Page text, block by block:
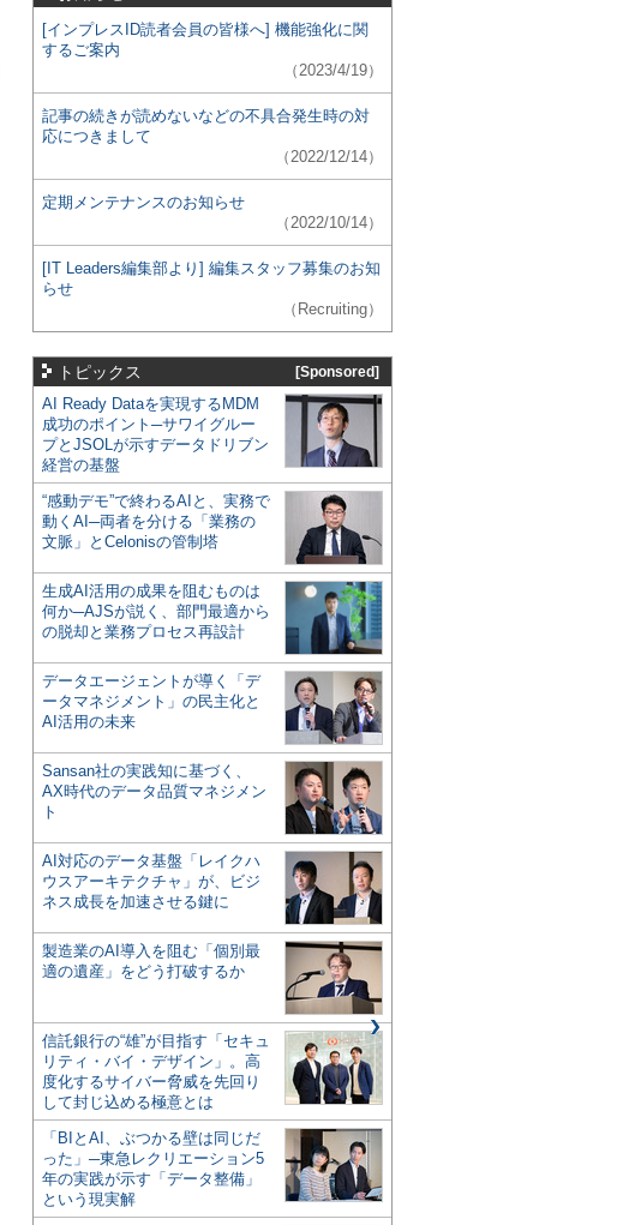
[インプレスID読者会員の皆様へ] 機能強化に関
するご案内
（2023/4/19）
記事の続きが読めないなどの不具合発生時の対
応につきまして
（2022/12/14）
定期メンテナンスのお知らせ
（2022/10/14）
[IT Leaders編集部より] 編集スタッフ募集のお知
らせ
（Recruiting）
トピックス [Sponsored]
AI Ready Dataを実現するMDM
成功のポイント─サワイグルー
プとJSOLが示すデータドリブン
経営の基盤
“感動デモ”で終わるAIと、実務で
動くAI─両者を分ける「業務の
文脈」とCelonisの管制塔
生成AI活用の成果を阻むものは
何か─AJSが説く、部門最適から
の脱却と業務プロセス再設計
データエージェントが導く「デ
ータマネジメント」の民主化と
AI活用の未来
Sansan社の実践知に基づく、
AX時代のデータ品質マネジメン
ト
AI対応のデータ基盤「レイクハ
ウスアーキテクチャ」が、ビジ
ネス成長を加速させる鍵に
製造業のAI導入を阻む「個別最
適の遺産」をどう打破するか
信託銀行の“雄”が目指す「セキュ
リティ・バイ・デザイン」。高
度化するサイバー脅威を先回り
して封じ込める極意とは
「BIとAI、ぶつかる壁は同じだ
った」─東急レクリエーション5
年の実践が示す「データ整備」
という現実解